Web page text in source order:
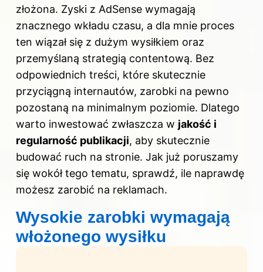
złożona. Zyski z AdSense wymagają
znacznego wkładu czasu, a dla mnie proces
ten wiązał się z dużym wysiłkiem oraz
przemyślaną strategią contentową. Bez
odpowiednich treści, które skutecznie
przyciągną internautów, zarobki na pewno
pozostaną na minimalnym poziomie. Dlatego
warto inwestować zwłaszcza w jakość i
regularność publikacji, aby skutecznie
budować ruch na stronie. Jak już poruszamy
się wokół tego tematu, sprawdź, ile naprawdę
możesz zarobić na reklamach.
Wysokie zarobki wymagają
włożonego wysiłku